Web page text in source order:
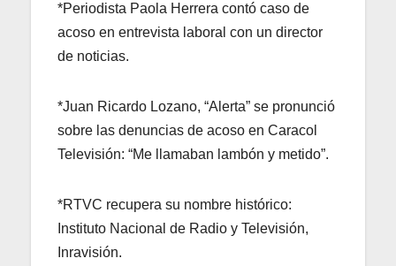
*Periodista Paola Herrera contó caso de
acoso en entrevista laboral con un director
de noticias.
*Juan Ricardo Lozano, “Alerta” se pronunció
sobre las denuncias de acoso en Caracol
Televisión: “Me llamaban lambón y metido”.
*RTVC recupera su nombre histórico:
Instituto Nacional de Radio y Televisión,
Inravisión.